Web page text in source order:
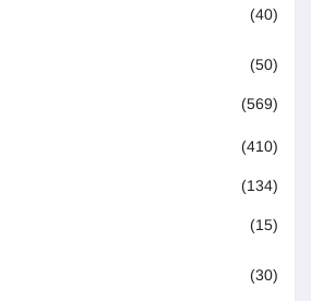
(40)
(50)
(569)
(410)
(134)
(15)
(30)